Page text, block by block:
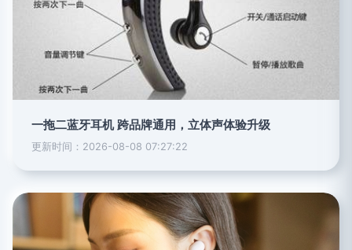
一拖二蓝牙耳机 跨品牌通用，立体声体验升级
更新时间：2026-08-08 07:27:22